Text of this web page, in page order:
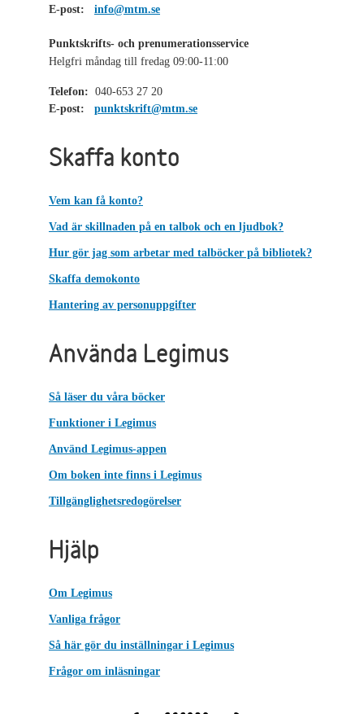
E-post:
info@mtm.se
Punktskrifts- och prenumerationsservice
Helgfri måndag till fredag 09:00-11:00
Telefon: 040-653 27 20
E-post:
punktskrift@mtm.se
Skaffa konto
Vem kan få konto?
Vad är skillnaden på en talbok och en ljudbok?
Hur gör jag som arbetar med talböcker på bibliotek?
Skaffa demokonto
Hantering av personuppgifter
Använda Legimus
Så läser du våra böcker
Funktioner i Legimus
Använd Legimus-appen
Om boken inte finns i Legimus
Tillgänglighetsredogörelser
Hjälp
Om Legimus
Vanliga frågor
Så här gör du inställningar i Legimus
Frågor om inläsningar